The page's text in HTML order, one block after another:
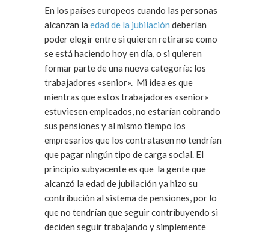
En los países europeos cuando las personas
alcanzan la edad de la jubilación deberían
poder elegir entre si quieren retirarse como
se está haciendo hoy en día, o si quieren
formar parte de una nueva categoría: los
trabajadores «senior». Mi idea es que
mientras que estos trabajadores «senior»
estuviesen empleados, no estarían cobrando
sus pensiones y al mismo tiempo los
empresarios que los contratasen no tendrían
que pagar ningún tipo de carga social. El
principio subyacente es que la gente que
alcanzó la edad de jubilación ya hizo su
contribución al sistema de pensiones, por lo
que no tendrían que seguir contribuyendo si
deciden seguir trabajando y simplemente